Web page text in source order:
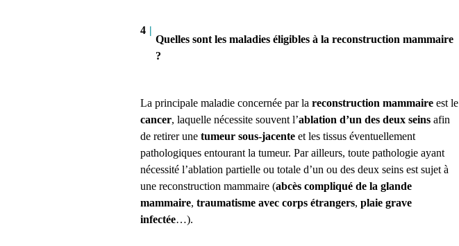
4 |
Quelles sont les maladies éligibles à la reconstruction mammaire
?
La principale maladie concernée par la reconstruction mammaire est le
cancer, laquelle nécessite souvent l’ablation d’un des deux seins afin
de retirer une tumeur sous-jacente et les tissus éventuellement
pathologiques entourant la tumeur. Par ailleurs, toute pathologie ayant
nécessité l’ablation partielle ou totale d’un ou des deux seins est sujet à
une reconstruction mammaire (abcès compliqué de la glande
mammaire, traumatisme avec corps étrangers, plaie grave
infectée…).